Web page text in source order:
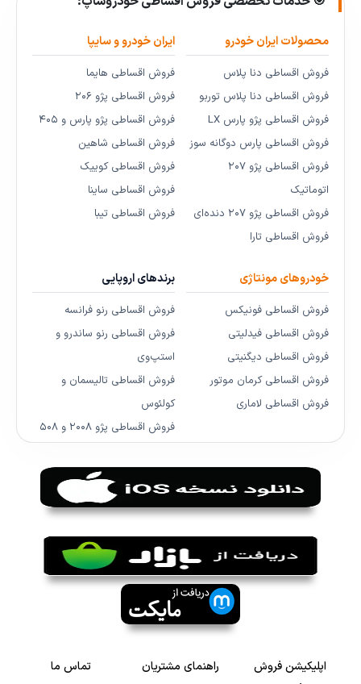
محصولات ایران خودرو
فروش اقساطی دنا پلاس
فروش اقساطی دنا پلاس توربو
فروش اقساطی پژو پارس LX
فروش اقساطی پارس دوگانه سوز
فروش اقساطی پژو ۲۰۷
اتوماتیک
فروش اقساطی پژو ۲۰۷ دنده‌ای
فروش اقساطی تارا
ایران خودرو و سایپا
فروش اقساطی هایما
فروش اقساطی پژو ۲۰۶
فروش اقساطی پژو پارس و ۴۰۵
فروش اقساطی شاهین
فروش اقساطی کوییک
فروش اقساطی ساینا
فروش اقساطی تیبا
خودروهای مونتاژی
فروش اقساطی فونیکس
فروش اقساطی فیدلیتی
فروش اقساطی دیگنیتی
فروش اقساطی کرمان موتور
فروش اقساطی لاماری
برندهای اروپایی
فروش اقساطی رنو فرانسه
فروش اقساطی رنو ساندرو و
استپ‌وی
فروش اقساطی تالیسمان و
کولئوس
فروش اقساطی پژو ۲۰۰۸ و ۵۰۸
اپلیکیشن فروش
راهنمای مشتریان تماس ما